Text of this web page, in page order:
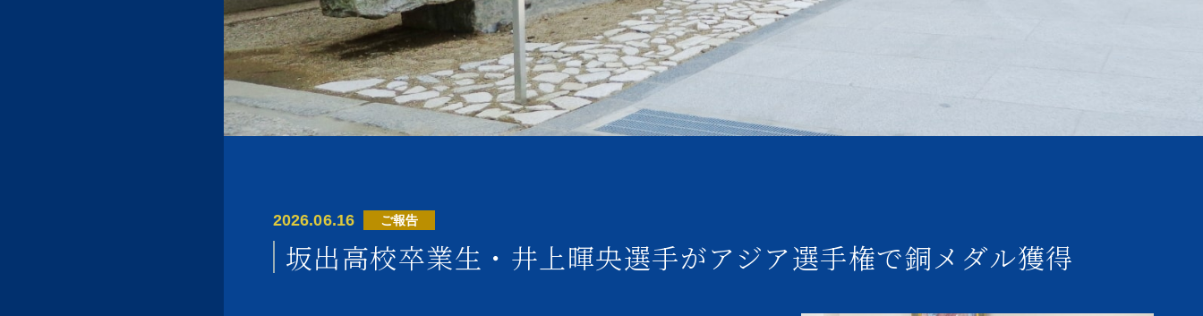
2026.06.16 ご報告
坂出高校卒業生・井上暉央選手がアジア選手権で銅メダル獲得